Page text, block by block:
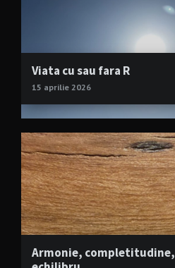
Viata cu sau fara R
15 aprilie 2026
Armonie, completitudine,